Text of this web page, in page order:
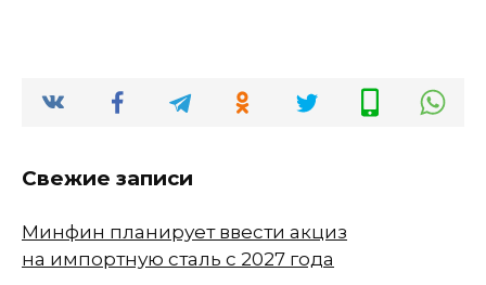
Свежие записи
Минфин планирует ввести акциз
на импортную сталь с 2027 года